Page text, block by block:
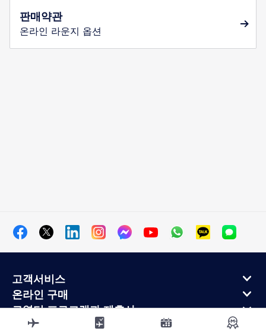
판매약관
온라인 라운지 옵션
고객서비스
온라인 구매
로열티 프로그램과 제휴사
에어프랑스 정보